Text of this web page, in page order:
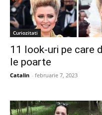
Curiozitati
11 look-uri pe care
le poarte
Catalin - februarie 7, 2023